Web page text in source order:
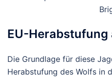
EU-Herabstufung
Die Grundlage für diese
Herabstufung des Wolfs in